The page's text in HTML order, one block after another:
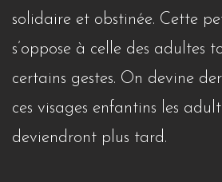
solidaire et obstinée. Cette
s’oppose à celle des adultes
certains gestes. On devine
ces visages enfantins les
deviendront plus tard.